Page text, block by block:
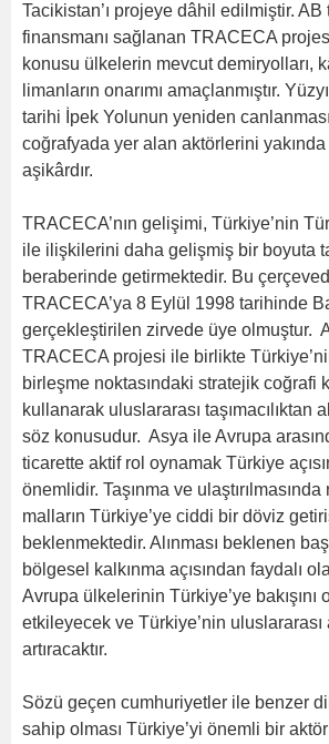
Tacikistan’ı projeye dâhil edilmiştir. AB
finansmanı sağlanan TRACECA
konusu ülkelerin mevcut demiryolları,
limanların onarımı amaçlanmıştır.
tarihi İpek Yolunun yeniden
coğrafyada yer alan aktörlerini
aşikârdır.
TRACECA’nın gelişimi, Türkiye’nin
ile ilişkilerini daha gelişmiş bir boyuta
beraberinde getirmektedir. Bu
TRACECA’ya 8 Eylül 1998 tarihinde
gerçekleştirilen zirvede üye olmuştur.
TRACECA projesi ile birlikte
birleşme noktasındaki stratejik coğrafi
kullanarak uluslararası taşımacılıktan
söz konusudur. Asya ile Avrupa
ticarette aktif rol oynamak Türkiye
önemlidir. Taşınma ve
malların Türkiye’ye ciddi bir döviz
beklenmektedir. Alınması beklenen
bölgesel kalkınma açısından faydalı
Avrupa ülkelerinin Türkiye’ye bakışını
etkileyecek ve Türkiye’nin
artıracaktır.
Sözü geçen cumhuriyetler ile benzer
sahip olması Türkiye’yi önemli bir